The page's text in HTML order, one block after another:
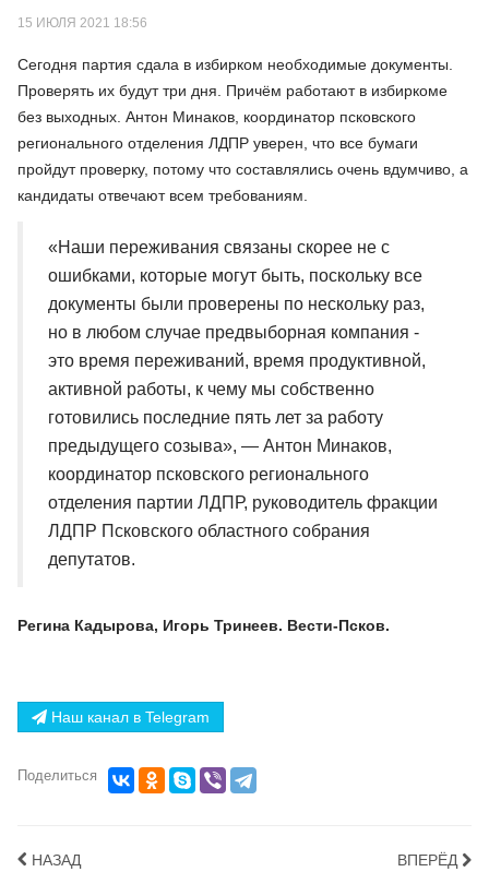
15 ИЮЛЯ 2021 18:56
Сегодня партия сдала в избирком необходимые документы.
Проверять их будут три дня. Причём работают в избиркоме
без выходных. Антон Минаков, координатор псковского
регионального отделения ЛДПР уверен, что все бумаги
пройдут проверку, потому что составлялись очень вдумчиво, а
кандидаты отвечают всем требованиям.
«Наши переживания связаны скорее не с
ошибками, которые могут быть, поскольку все
документы были проверены по нескольку раз,
но в любом случае предвыборная компания -
это время переживаний, время продуктивной,
активной работы, к чему мы собственно
готовились последние пять лет за работу
предыдущего созыва», — Антон Минаков,
координатор псковского регионального
отделения партии ЛДПР, руководитель фракции
ЛДПР Псковского областного собрания
депутатов.
Регина Кадырова, Игорь Тринеев. Вести-Псков.
Наш канал в Telegram
Поделиться
НАЗАД ВПЕРЁД